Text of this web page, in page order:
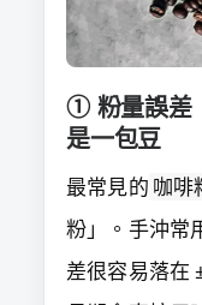
① 粉量誤差
是一包豆
最常見的 咖啡
粉」。手沖常
差很容易落在